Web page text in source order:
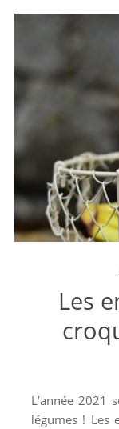
Les
L’année 2021
légumes ! Les